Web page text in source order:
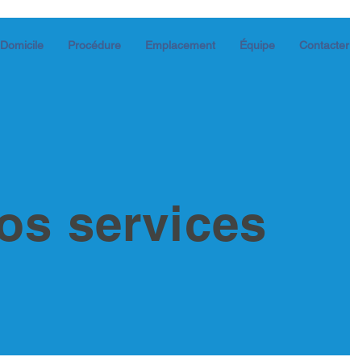
Domicile Procédure Emplacement Équipe Contacter
services